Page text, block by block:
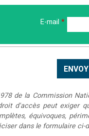
E-mail *
de la Commission
d'accès peut exiger
équivoques,
dans le formulaire ci-